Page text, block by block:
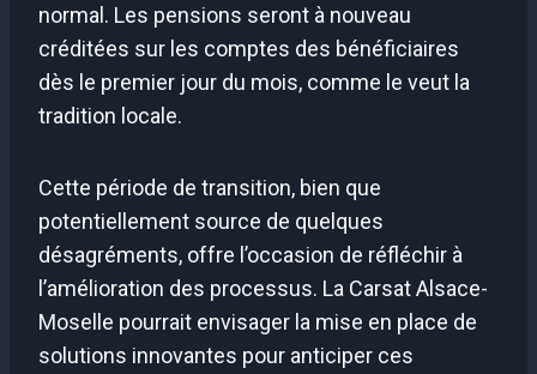
normal. Les pensions seront à nouveau
créditées sur les comptes des bénéficiaires
dès le premier jour du mois, comme le veut la
tradition locale.
Cette période de transition, bien que
potentiellement source de quelques
désagréments, offre l’occasion de réfléchir à
l’amélioration des processus. La Carsat Alsace-
Moselle pourrait envisager la mise en place de
solutions innovantes pour anticiper ces